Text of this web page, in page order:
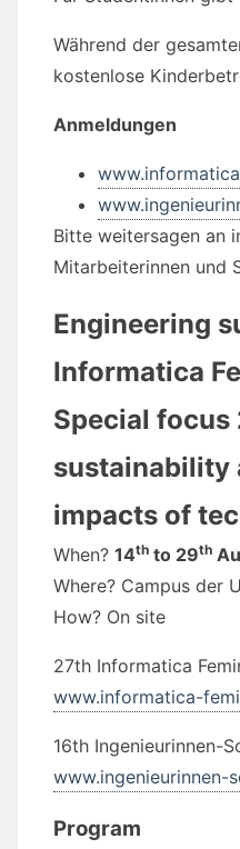
Während der
kostenlose
Anmeldungen
Bitte weitersagen an
Mitarbeiterinnen und
Engineering
Informatica
Special focus
sustainability
impacts of
When? 14th to 29th
Where? Campus der
How? On site
27th Informatica
www.informatica-
16th Ingenieurinnen-
www.ingenieurinnen-
Program